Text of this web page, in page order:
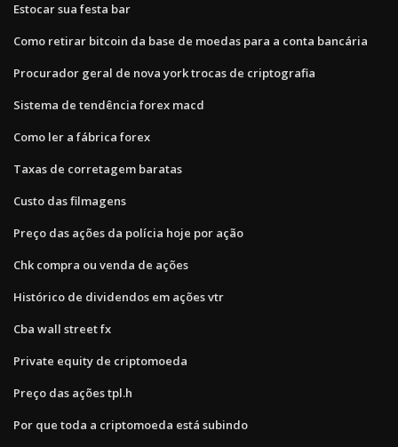
Estocar sua festa bar
Como retirar bitcoin da base de moedas para a conta bancária
Procurador geral de nova york trocas de criptografia
Sistema de tendência forex macd
Como ler a fábrica forex
Taxas de corretagem baratas
Custo das filmagens
Preço das ações da polícia hoje por ação
Chk compra ou venda de ações
Histórico de dividendos em ações vtr
Cba wall street fx
Private equity de criptomoeda
Preço das ações tpl.h
Por que toda a criptomoeda está subindo